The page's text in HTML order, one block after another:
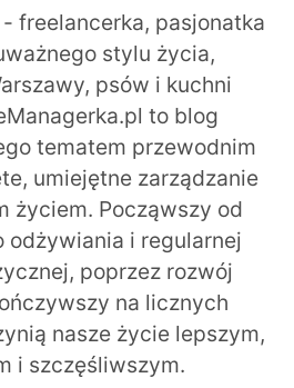
freelancerka, pasjonatka
stylu życia,
psów i kuchni
to blog
tematem przewodnim
umiejętne zarządzanie
życiem. Począwszy od
odżywiania i regularnej
poprzez rozwój
na licznych
nasze życie lepszym,
i szczęśliwszym.